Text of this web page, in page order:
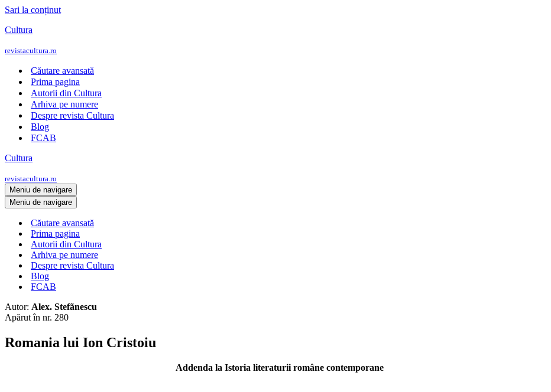
Sari la conținut
Cultura
revistacultura.ro
Căutare avansată
Prima pagina
Autorii din Cultura
Arhiva pe numere
Despre revista Cultura
Blog
FCAB
Cultura
revistacultura.ro
Meniu de navigare
Meniu de navigare
Căutare avansată
Prima pagina
Autorii din Cultura
Arhiva pe numere
Despre revista Cultura
Blog
FCAB
Autor: Alex. Stefãnescu
Apărut în nr. 280
Romania lui Ion Cristoiu
Addenda la Istoria literaturii române contemporane